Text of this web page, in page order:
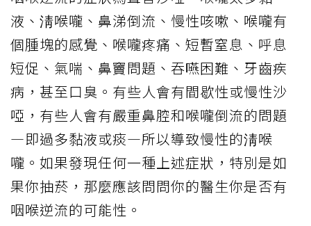
液、淸喉嚨、鼻涕倒流、慢性咳嗽、喉嚨有
個腫塊的感覺、喉嚨疼痛、短暫窒息、呼息
短促、氣喘、鼻竇問題、吞嚥困難、牙齒疾
病，甚至口臭。有些人會有間歇性或慢性沙
啞，有些人會有嚴重鼻腔和喉嚨倒流的問題
—即過多黏液或痰—所以導致慢性的淸喉
嚨。如果發現任何一種上述症狀，特別是如
果你抽菸，那麼應該問問你的醫生你是否有
咽喉逆流的可能性。